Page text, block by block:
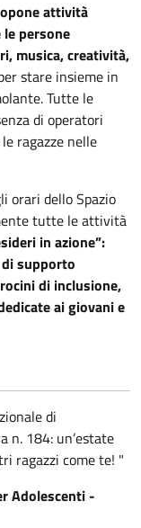
attività
persone
musica, creatività,
stare insieme in
Tutte le
di operatori
ragazze nelle
orari dello Spazio
tutte le attività
in azione”:
supporto
di inclusione,
ai giovani e
di
n. 184: un’estate
ragazzi come te! "
Adolescenti -